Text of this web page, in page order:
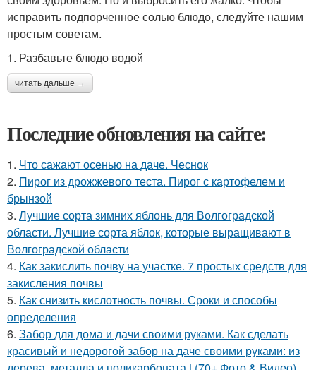
исправить подпорченное солью блюдо, следуйте нашим
простым советам.
1. Разбавьте блюдо водой
читать дальше →
Последние обновления на сайте:
1. Что сажают осенью на даче. Чеснок
2. Пирог из дрожжевого теста. Пирог с картофелем и
брынзой
3. Лучшие сорта зимних яблонь для Волгоградской
области. Лучшие сорта яблок, которые выращивают в
Волгоградской области
4. Как закислить почву на участке. 7 простых средств для
закисления почвы
5. Как снизить кислотность почвы. Сроки и способы
определения
6. Забор для дома и дачи своими руками. Как сделать
красивый и недорогой забор на даче своими руками: из